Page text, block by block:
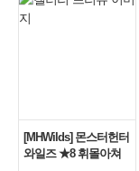
[MHWilds] 몬스터헌터
와일즈 ★8 휘몰아쳐